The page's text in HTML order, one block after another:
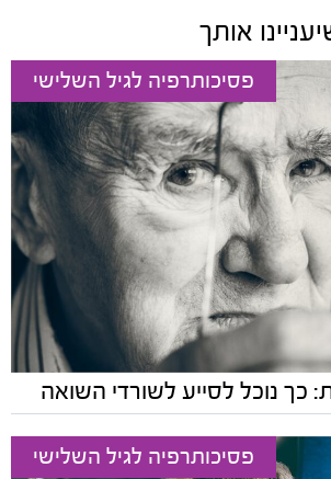
אותך
פסיכותרפיה לגיל השלישי
כך נוכל לסייע לשורדי השואה
פסיכותרפיה לגיל השלישי